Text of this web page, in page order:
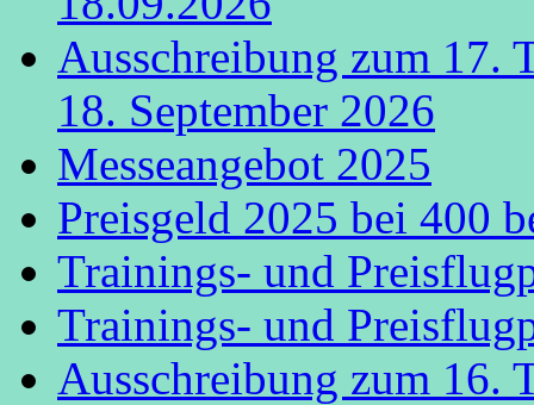
Ausschreibung zum 17.
18. September 2026
Messeangebot 2025
Preisgeld 2025 bei 400
Trainings- und
Trainings- und
Ausschreibung zum 16.